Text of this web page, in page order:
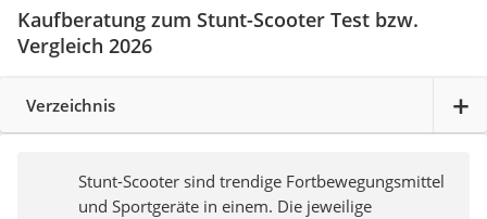
Kaufberatung zum Stunt-Scooter Test bzw.
Vergleich 2026
Verzeichnis
Stunt-Scooter sind trendige Fortbewegungsmittel
und Sportgeräte in einem. Die jeweilige